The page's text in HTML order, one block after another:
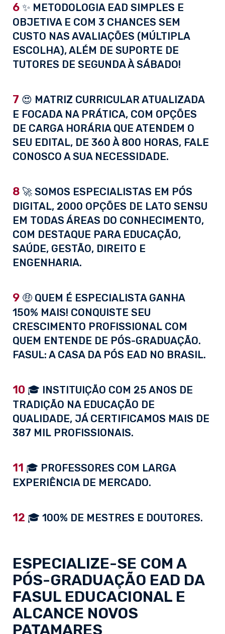
6 ✨ METODOLOGIA EAD SIMPLES E
OBJETIVA E COM 3 CHANCES SEM
CUSTO NAS AVALIAÇÕES (MÚLTIPLA
ESCOLHA), ALÉM DE SUPORTE DE
TUTORES DE SEGUNDA À SÁBADO!
7 😍 MATRIZ CURRICULAR ATUALIZADA
E FOCADA NA PRÁTICA, COM OPÇÕES
DE CARGA HORÁRIA QUE ATENDEM O
SEU EDITAL, DE 360 À 800 HORAS, FALE
CONOSCO A SUA NECESSIDADE.
8 🚀 SOMOS ESPECIALISTAS EM PÓS
DIGITAL, 2000 OPÇÕES DE LATO SENSU
EM TODAS ÁREAS DO CONHECIMENTO,
COM DESTAQUE PARA EDUCAÇÃO,
SAÚDE, GESTÃO, DIREITO E
ENGENHARIA.
9 🤑 QUEM É ESPECIALISTA GANHA
150% MAIS! CONQUISTE SEU
CRESCIMENTO PROFISSIONAL COM
QUEM ENTENDE DE PÓS-GRADUAÇÃO.
FASUL: A CASA DA PÓS EAD NO BRASIL.
10 🎓 INSTITUIÇÃO COM 25 ANOS DE
TRADIÇÃO NA EDUCAÇÃO DE
QUALIDADE, JÁ CERTIFICAMOS MAIS DE
387 MIL PROFISSIONAIS.
11 🎓 PROFESSORES COM LARGA
EXPERIÊNCIA DE MERCADO.
12 🎓 100% DE MESTRES E DOUTORES.
ESPECIALIZE-SE COM A
PÓS-GRADUAÇÃO EAD DA
FASUL EDUCACIONAL E
ALCANCE NOVOS
PATAMARES